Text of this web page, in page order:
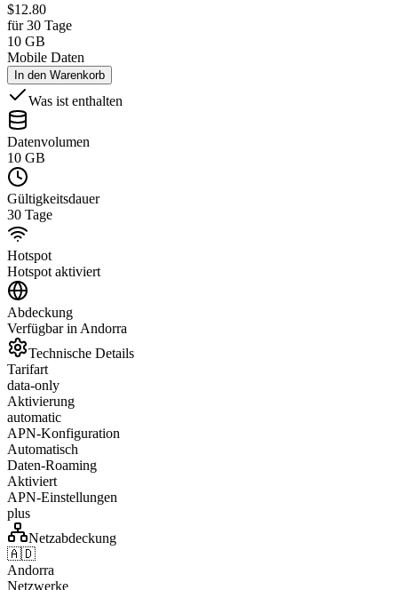
$12.80
für 30 Tage
10 GB
Mobile Daten
In den Warenkorb
Was ist enthalten
Datenvolumen
10 GB
Gültigkeitsdauer
30 Tage
Hotspot
Hotspot aktiviert
Abdeckung
Verfügbar in Andorra
Technische Details
Tarifart
data-only
Aktivierung
automatic
APN-Konfiguration
Automatisch
Daten-Roaming
Aktiviert
APN-Einstellungen
plus
Netzabdeckung
🇦🇩
Andorra
Netzwerke